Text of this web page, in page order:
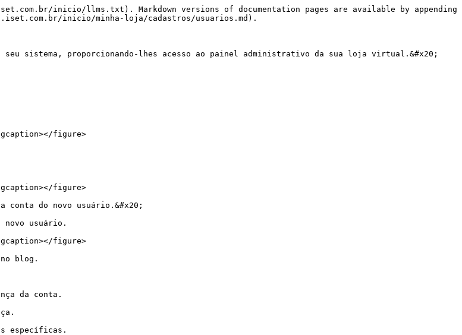
inicio/llms.txt). Markdown versions of documentation pages are available by appending
inicio/minha-loja/cadastros/usuarios.md).
sistema, proporcionando-lhes acesso ao painel administrativo da sua loja virtual.&#x20;
figure>
figure>
do novo usuário.&#x20;
usuário.
figure>
blog.
da conta.
específicas.